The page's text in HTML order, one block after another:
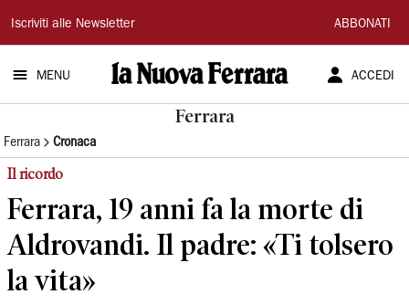
La
Nuova
Ferrara
Iscriviti alle Newsletter ABBONATI
MENU ACCEDI
Ferrara
Ferrara Cronaca
Il ricordo
Ferrara, 19 anni fa la morte di
Aldrovandi. Il padre: «Ti tolsero
la vita»